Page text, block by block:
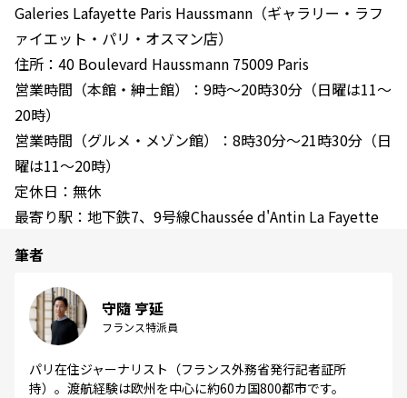
Galeries Lafayette Paris Haussmann（ギャラリー・ラフ
ァイエット・パリ・オスマン店）
住所：40 Boulevard Haussmann 75009 Paris
営業時間（本館・紳士館）：9時〜20時30分（日曜は11〜
20時）
営業時間（グルメ・メゾン館）：8時30分〜21時30分（日
曜は11〜20時）
定休日：無休
最寄り駅：地下鉄7、9号線Chaussée d'Antin La Fayette
筆者
守隨 亨延
フランス特派員
パリ在住ジャーナリスト（フランス外務省発行記者証所
持）。渡航経験は欧州を中心に約60カ国800都市です。